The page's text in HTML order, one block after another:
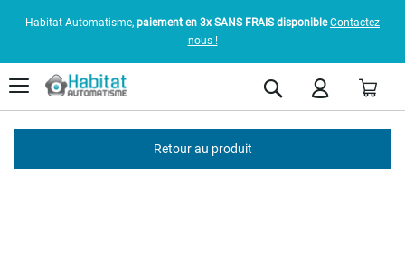
Habitat Automatisme, paiement en 3x SANS FRAIS disponible Contactez
nous !
Rechercher
Retour au produit